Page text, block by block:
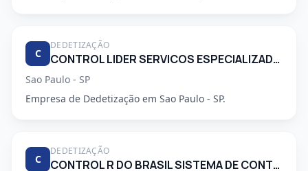
C
DEDETIZAÇÃO
CONTROL LIDER SERVICOS ESPECIALIZADOS LTDA
Sao Paulo - SP
Empresa de Dedetização em Sao Paulo - SP.
C
DEDETIZAÇÃO
CONTROL R DO BRASIL SISTEMA DE CONTROLE AMBIENTAL LTDA